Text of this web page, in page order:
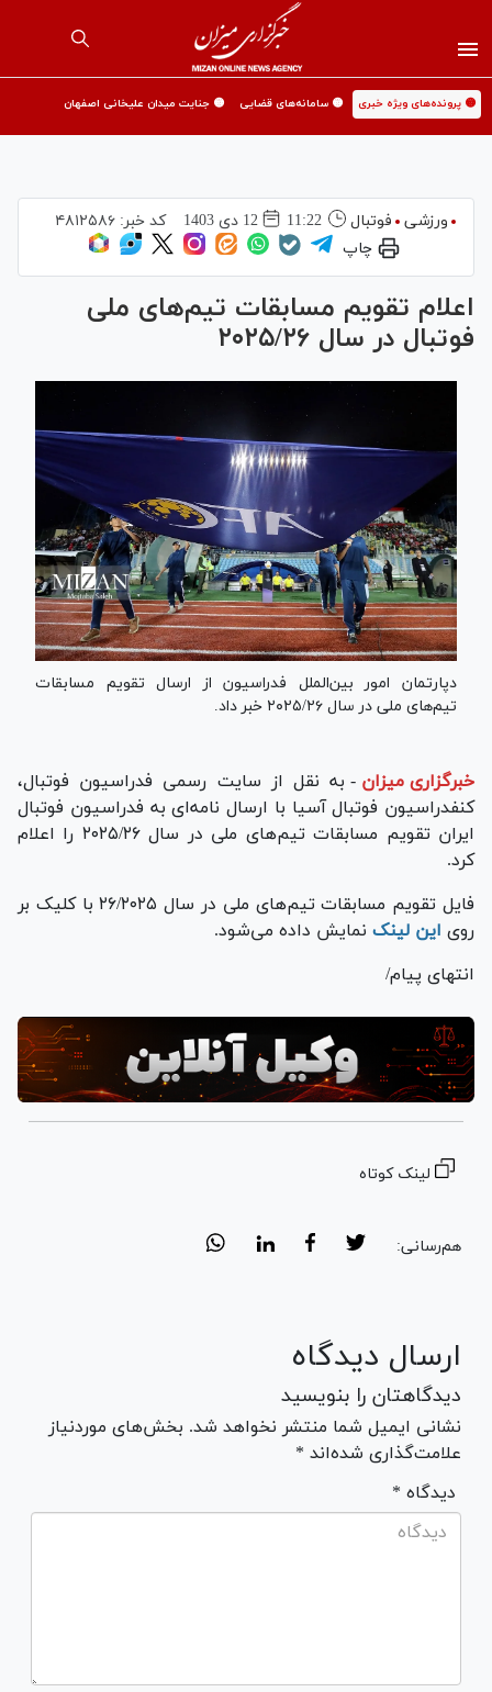
🟡 پرونده‌های ویژه خبری 🟡 سامانه‌های قضایی 🟡 جنایت میدان علیخانی اصفهان
ورزشی فوتبال 11:22 12 دی 1403 کد خبر:۴۸۱۲۵۸۶
چاپ
اعلام تقویم مسابقات تیم‌های ملی
فوتبال در سال ۲۰۲۵/۲۶
دپارتمان امور بین‌الملل فدراسیون از ارسال تقویم مسابقات
تیم‌های ملی در سال ۲۰۲۵/۲۶ خبر داد.
خبرگزاری میزان - به نقل از سایت رسمی فدراسیون فوتبال،
کنفدراسیون فوتبال آسیا با ارسال نامه‌ای به فدراسیون فوتبال
ایران تقویم مسابقات تیم‌های ملی در سال ۲۰۲۵/۲۶ را اعلام
کرد.
فایل تقویم مسابقات تیم‌های ملی در سال ۲۶/۲۰۲۵ با کلیک بر
روی این لینک نمایش داده می‌شود.
انتهای پیام/
لینک کوتاه
هم‌رسانی:
ارسال دیدگاه
دیدگاهتان را بنویسید
نشانی ایمیل شما منتشر نخواهد شد. بخش‌های موردنیاز
علامت‌گذاری شده‌اند *
* دیدگاه